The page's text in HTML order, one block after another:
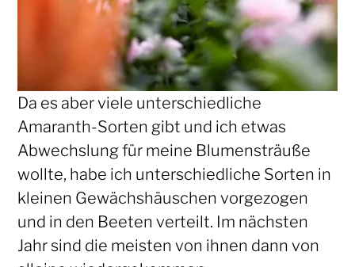
Da es aber viele unterschiedliche
Amaranth-Sorten gibt und ich etwas
Abwechslung für meine Blumensträuße
wollte, habe ich unterschiedliche Sorten in
kleinen Gewächshäuschen vorgezogen
und in den Beeten verteilt. Im nächsten
Jahr sind die meisten von ihnen dann von